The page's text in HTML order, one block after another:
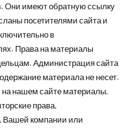
Они имеют обратную ссылку
посетителями сайта и
в
Права на материалы
Администрация сайта
материала не несет.
нашем сайте материалы,
права,
компании или